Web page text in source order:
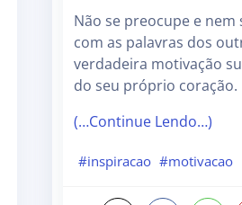
Não se preocupe e nem
com as palavras dos
verdadeira motivação
do seu próprio coração.
(…Continue Lendo…)
#inspiracao #motivacao